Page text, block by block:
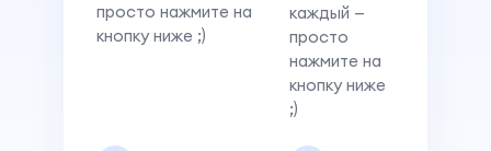
просто нажмите на
кнопку ниже ;)
каждый —
просто
нажмите на
кнопку ниже
;)